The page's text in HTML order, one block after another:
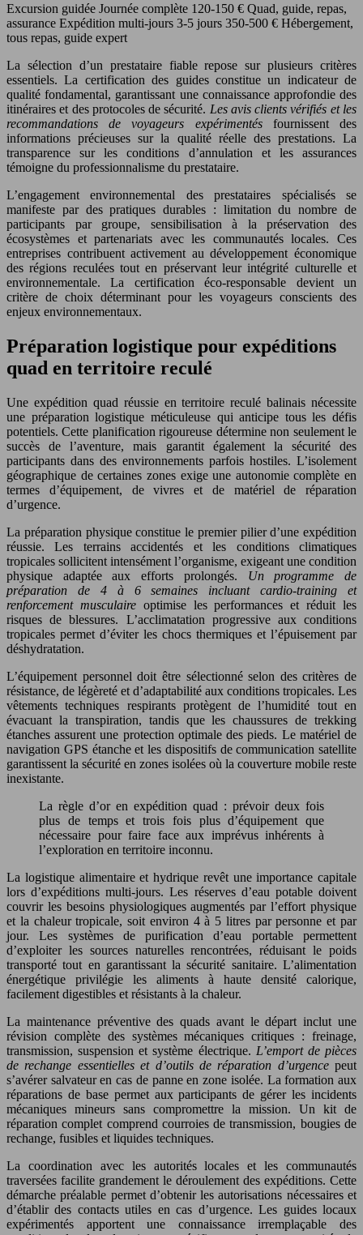
Excursion guidée Journée complète 120-150 € Quad, guide, repas,
assurance Expédition multi-jours 3-5 jours 350-500 € Hébergement,
tous repas, guide expert
La sélection d’un prestataire fiable repose sur plusieurs critères
essentiels. La certification des guides constitue un indicateur de
qualité fondamental, garantissant une connaissance approfondie des
itinéraires et des protocoles de sécurité. Les avis clients vérifiés et les
recommandations de voyageurs expérimentésfournissent des
informations précieuses sur la qualité réelle des prestations. La
transparence sur les conditions d’annulation et les assurances
témoigne du professionnalisme du prestataire.
L’engagement environnemental des prestataires spécialisés se
manifeste par des pratiques durables : limitation du nombre de
participants par groupe, sensibilisation à la préservation des
écosystèmes et partenariats avec les communautés locales. Ces
entreprises contribuent activement au développement économique
des régions reculées tout en préservant leur intégrité culturelle et
environnementale. La certification éco-responsable devient un
critère de choix déterminant pour les voyageurs conscients des
enjeux environnementaux.
Préparation logistique pour expéditions
quad en territoire reculé
Une expédition quad réussie en territoire reculé balinais nécessite
une préparation logistique méticuleuse qui anticipe tous les défis
potentiels. Cette planification rigoureuse détermine non seulement le
succès de l’aventure, mais garantit également la sécurité des
participants dans des environnements parfois hostiles. L’isolement
géographique de certaines zones exige une autonomie complète en
termes d’équipement, de vivres et de matériel de réparation
d’urgence.
La préparation physique constitue le premier pilier d’une expédition
réussie. Les terrains accidentés et les conditions climatiques
tropicales sollicitent intensément l’organisme, exigeant une condition
physique adaptée aux efforts prolongés. Un programme de
préparation de 4 à 6 semaines incluant cardio-training et
renforcement musculaireoptimise les performances et réduit les
risques de blessures. L’acclimatation progressive aux conditions
tropicales permet d’éviter les chocs thermiques et l’épuisement par
déshydratation.
L’équipement personnel doit être sélectionné selon des critères de
résistance, de légèreté et d’adaptabilité aux conditions tropicales. Les
vêtements techniques respirants protègent de l’humidité tout en
évacuant la transpiration, tandis que les chaussures de trekking
étanches assurent une protection optimale des pieds. Le matériel de
navigation GPS étanche et les dispositifs de communication satellite
garantissent la sécurité en zones isolées où la couverture mobile reste
inexistante.
La règle d’or en expédition quad : prévoir deux fois
plus de temps et trois fois plus d’équipement que
nécessaire pour faire face aux imprévus inhérents à
l’exploration en territoire inconnu.
La logistique alimentaire et hydrique revêt une importance capitale
lors d’expéditions multi-jours. Les réserves d’eau potable doivent
couvrir les besoins physiologiques augmentés par l’effort physique
et la chaleur tropicale, soit environ 4 à 5 litres par personne et par
jour. Les systèmes de purification d’eau portable permettent
d’exploiter les sources naturelles rencontrées, réduisant le poids
transporté tout en garantissant la sécurité sanitaire. L’alimentation
énergétique privilégie les aliments à haute densité calorique,
facilement digestibles et résistants à la chaleur.
La maintenance préventive des quads avant le départ inclut une
révision complète des systèmes mécaniques critiques : freinage,
transmission, suspension et système électrique. L’emport de pièces
de rechange essentielles et d’outils de réparation d’urgencepeut
s’avérer salvateur en cas de panne en zone isolée. La formation aux
réparations de base permet aux participants de gérer les incidents
mécaniques mineurs sans compromettre la mission. Un kit de
réparation complet comprend courroies de transmission, bougies de
rechange, fusibles et liquides techniques.
La coordination avec les autorités locales et les communautés
traversées facilite grandement le déroulement des expéditions. Cette
démarche préalable permet d’obtenir les autorisations nécessaires et
d’établir des contacts utiles en cas d’urgence. Les guides locaux
expérimentés apportent une connaissance irremplaçable des